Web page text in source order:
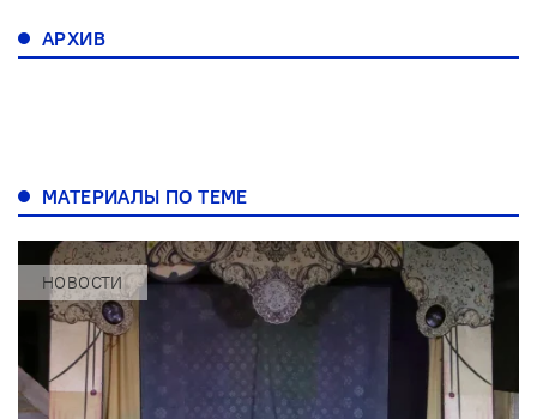
АРХИВ
МАТЕРИАЛЫ ПО ТЕМЕ
НОВОСТИ